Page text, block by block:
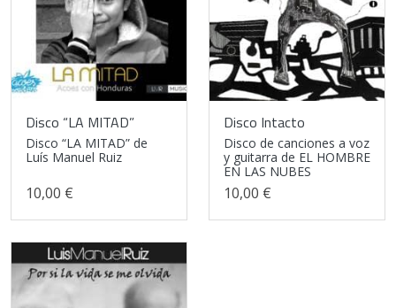
Disco “LA MITAD”
Disco “LA MITAD” de
Luís Manuel Ruiz
10,00 €
Disco Intacto
Disco de canciones a voz
y guitarra de EL HOMBRE
EN LAS NUBES
10,00 €